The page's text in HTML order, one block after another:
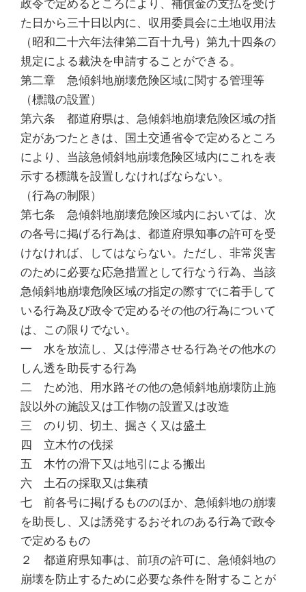
政令で定めるところにより、補償金の支払を受け
た日から三十日以内に、収用委員会に土地収用法
（昭和二十六年法律第二百十九号）第九十四条の
規定による裁決を申請することができる。
第二章 急傾斜地崩壊危険区域に関する管理等
（標識の設置）
第六条 都道府県は、急傾斜地崩壊危険区域の指
定があつたときは、国土交通省令で定めるところ
により、当該急傾斜地崩壊危険区域内にこれを表
示する標識を設置しなければならない。
（行為の制限）
第七条 急傾斜地崩壊危険区域内においては、次
の各号に掲げる行為は、都道府県知事の許可を受
けなければ、してはならない。ただし、非常災害
のために必要な応急措置として行なう行為、当該
急傾斜地崩壊危険区域の指定の際すでに着手して
いる行為及び政令で定めるその他の行為について
は、この限りでない。
一 水を放流し、又は停滞させる行為その他水の
しん透を助長する行為
二 ため池、用水路その他の急傾斜地崩壊防止施
設以外の施設又は工作物の設置又は改造
三 のり切、切土、掘さく又は盛土
四 立木竹の伐採
五 木竹の滑下又は地引による搬出
六 土石の採取又は集積
七 前各号に掲げるもののほか、急傾斜地の崩壊
を助長し、又は誘発するおそれのある行為で政令
で定めるもの
２ 都道府県知事は、前項の許可に、急傾斜地の
崩壊を防止するために必要な条件を附することが